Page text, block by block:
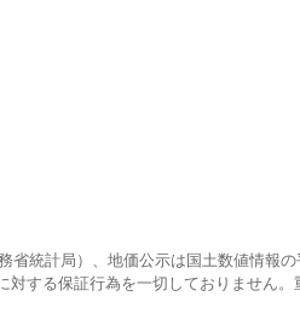
統計局）、地価公示は国土数値情報
する保証行為を一切しておりません